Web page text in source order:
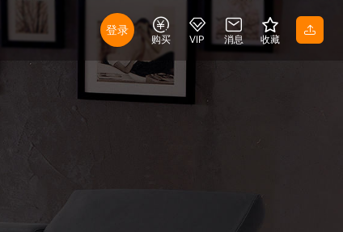
登录
购买 VIP 消息 收藏